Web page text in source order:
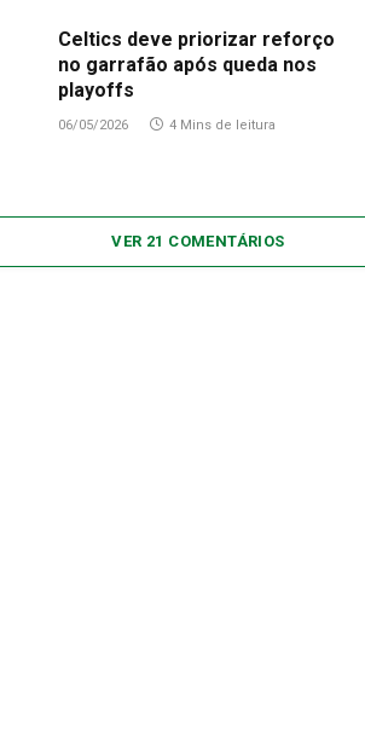
Celtics deve priorizar reforço
no garrafão após queda nos
playoffs
06/05/2026 4 Mins de leitura
VER 21 COMENTÁRIOS